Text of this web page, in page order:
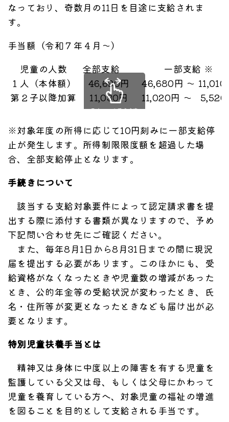
なっており、奇数月の11日を目途に支給されま
す。
手当額（令和７年４月～）
児童の人数
全部支給
一部支給 ※
１人（本体額）
46,690円
46,680円 ～
第２子以降加算
11,030円 11,020円 ～
スクロールできます
※対象年度の所得に応じて10円刻みに一部支給停
止が発生します。所得制限限度額を超過した場
合、全部支給停止となります。
手続きについて
該当する支給対象要件によって認定請求書を提
出する際に添付する書類が異なりますので、予め
下記問い合わせ先にご確認ください。
また、毎年8月1日から8月31日までの間に現況
届を提出する必要があります。このほかにも、受
給資格がなくなったときや児童数の増減があった
とき、公的年金等の受給状況が変わったとき、氏
名・住所等が変更となったときなども届け出が必
要となります。
特別児童扶養手当とは
精神又は身体に中度以上の障害を有する児童を
監護している父又は母、もしくは父母にかわって
児童を養育している方へ、対象児童の福祉の増進
を図ることを目的として支給される手当です。